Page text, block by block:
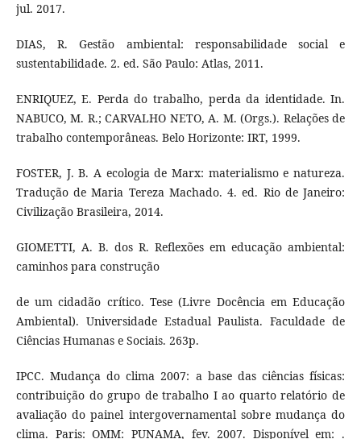
jul. 2017.
DIAS, R. Gestão ambiental: responsabilidade social e
sustentabilidade. 2. ed. São Paulo: Atlas, 2011.
ENRIQUEZ, E. Perda do trabalho, perda da identidade. In.
NABUCO, M. R.; CARVALHO NETO, A. M. (Orgs.). Relações de
trabalho contemporâneas. Belo Horizonte: IRT, 1999.
FOSTER, J. B. A ecologia de Marx: materialismo e natureza.
Tradução de Maria Tereza Machado. 4. ed. Rio de Janeiro:
Civilização Brasileira, 2014.
GIOMETTI, A. B. dos R. Reflexões em educação ambiental:
caminhos para construção
de um cidadão crítico. Tese (Livre Docência em Educação
Ambiental). Universidade Estadual Paulista. Faculdade de
Ciências Humanas e Sociais. 263p.
IPCC. Mudança do clima 2007: a base das ciências físicas:
contribuição do grupo de trabalho I ao quarto relatório de
avaliação do painel intergovernamental sobre mudança do
clima. Paris: OMM: PUNAMA, fev. 2007. Disponível em: .